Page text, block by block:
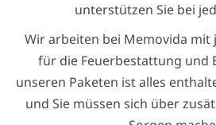
unterstützen Sie bei
Wir arbeiten bei Memovida mit
für die Feuerbestattung und
unseren Paketen ist alles
und Sie müssen sich über